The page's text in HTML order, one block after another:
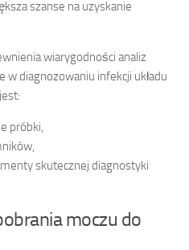
szanse na uzyskanie
wiarygodności analiz
w diagnozowaniu infekcji układu
próbki,
skutecznej diagnostyki
moczu do